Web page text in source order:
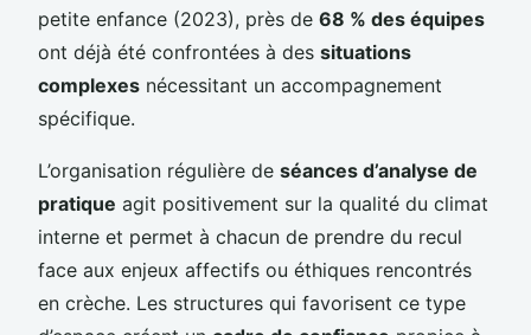
petite enfance (2023), près de 68 % des équipes
ont déjà été confrontées à des situations
complexes nécessitant un accompagnement
spécifique.
L’organisation régulière de séances d’analyse de
pratique agit positivement sur la qualité du climat
interne et permet à chacun de prendre du recul
face aux enjeux affectifs ou éthiques rencontrés
en crèche. Les structures qui favorisent ce type